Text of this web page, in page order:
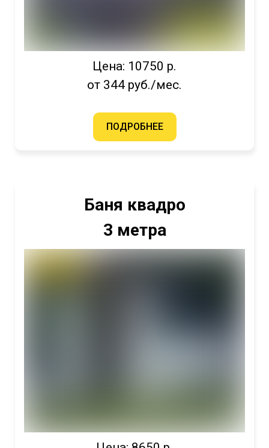
Цена: 10750 р.
от 344 руб./мес.
ПОДРОБНЕЕ
Баня квадро
3 метра